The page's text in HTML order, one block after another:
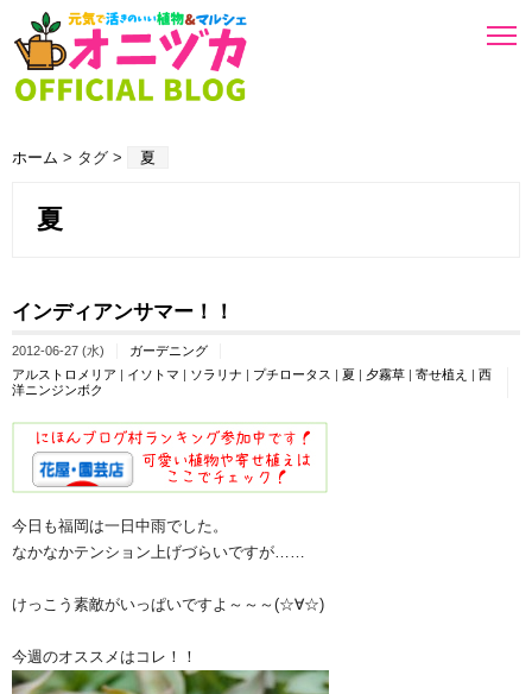
ホーム > タグ > 夏
夏
インディアンサマー！！
2012-06-27 (水)
ガーデニング
アルストロメリア | イソトマ | ソラリナ | プチロータス | 夏 | 夕霧草 | 寄せ植え | 西
洋ニンジンボク
今日も福岡は一日中雨でした。
なかなかテンション上げづらいですが……
けっこう素敵がいっぱいですよ～～～(☆∀☆)
今週のオススメはコレ！！